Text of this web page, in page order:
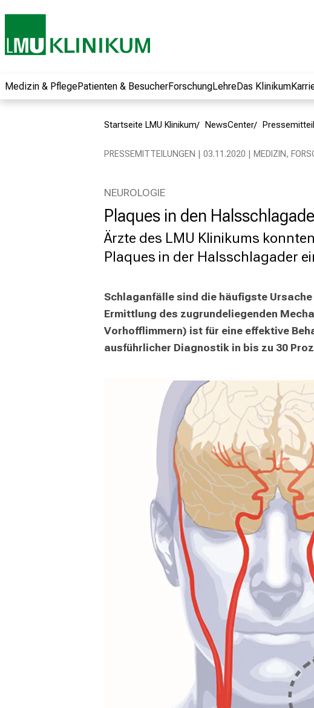
Medizin & PflegePatienten & BesucherForschungLehreDas Klinikum
Startseite LMU Klinikum NewsCenter
PRESSEMITTEILUNGEN | 03.11.2020 | MEDIZIN,
NEUROLOGIE
Plaques in den
Ärzte des LMU Klinikums
Plaques in der Halsschlagader
Schlaganfälle sind die häufigste
Ermittlung des zugrundeliegenden
Vorhofflimmern) ist für eine effektive
ausführlicher Diagnostik in bis zu 30
Informationen zu
Jobs, Ausbildungen
Weiterbildungen.
Kommen Sie
Pflegewissenschaft
begeistern – ganz
unverbindlich und
ohne Anmeldung.